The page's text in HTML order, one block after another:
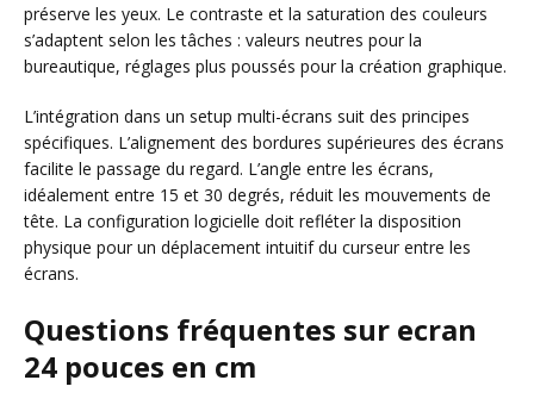
préserve les yeux. Le contraste et la saturation des couleurs
s’adaptent selon les tâches : valeurs neutres pour la
bureautique, réglages plus poussés pour la création graphique.
L’intégration dans un setup multi-écrans suit des principes
spécifiques. L’alignement des bordures supérieures des écrans
facilite le passage du regard. L’angle entre les écrans,
idéalement entre 15 et 30 degrés, réduit les mouvements de
tête. La configuration logicielle doit refléter la disposition
physique pour un déplacement intuitif du curseur entre les
écrans.
Questions fréquentes sur ecran
24 pouces en cm